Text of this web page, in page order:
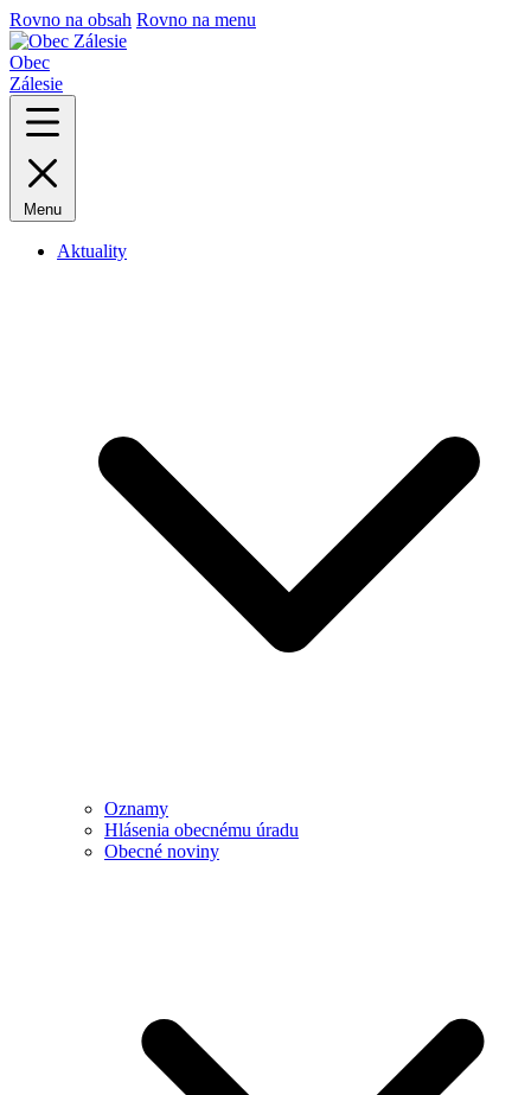
Rovno na obsah Rovno na menu
Obec
Zálesie
Menu
Aktuality
Oznamy
Hlásenia obecnému úradu
Obecné noviny